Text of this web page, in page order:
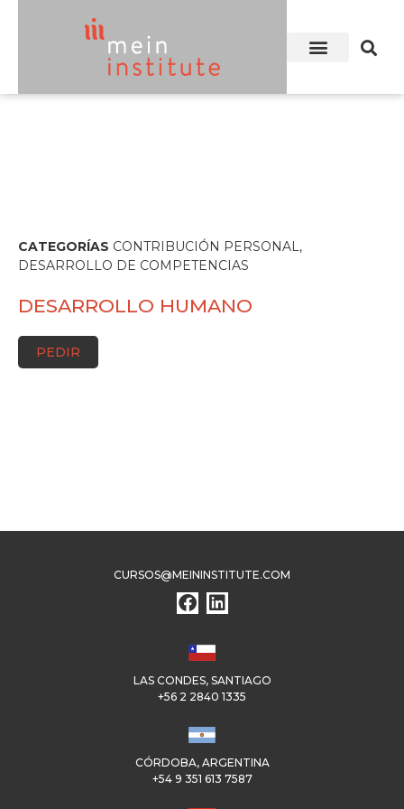
CATEGORÍAS CONTRIBUCIÓN PERSONAL,
DESARROLLO DE COMPETENCIAS
DESARROLLO HUMANO
PEDIR
CURSOS@MEININSTITUTE.COM
LAS CONDES, SANTIAGO
+56 2 2840 1335
CÓRDOBA, ARGENTINA
+54 9 351 613 7587